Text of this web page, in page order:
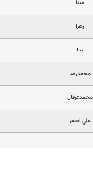
مينا
زهرا
ندا
محمدرضا
محمدعرفان
علي اصغر